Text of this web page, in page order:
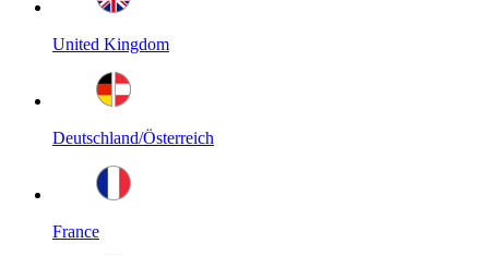
United Kingdom
Deutschland/Österreich
France